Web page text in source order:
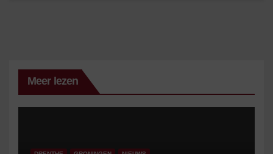
Meer lezen